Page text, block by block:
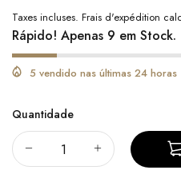
Taxes incluses. Frais d'expédition
Rápido! Apenas 9 em Stock.
5 vendido nas últimas 24 horas
Quantidade